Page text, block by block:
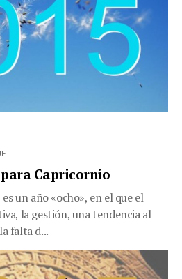
Capricornio
un año «ocho», en el que el
la gestión, una tendencia al
falta d...